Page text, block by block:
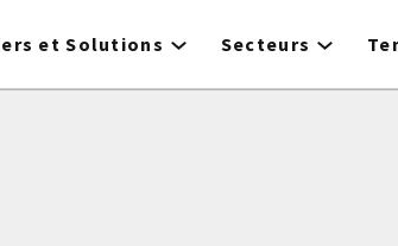
et Solutions Secteurs